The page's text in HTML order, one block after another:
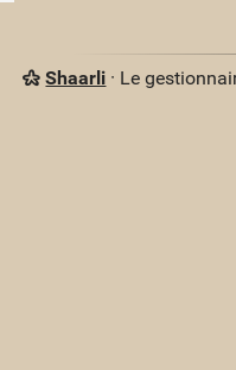
Shaarli · Le